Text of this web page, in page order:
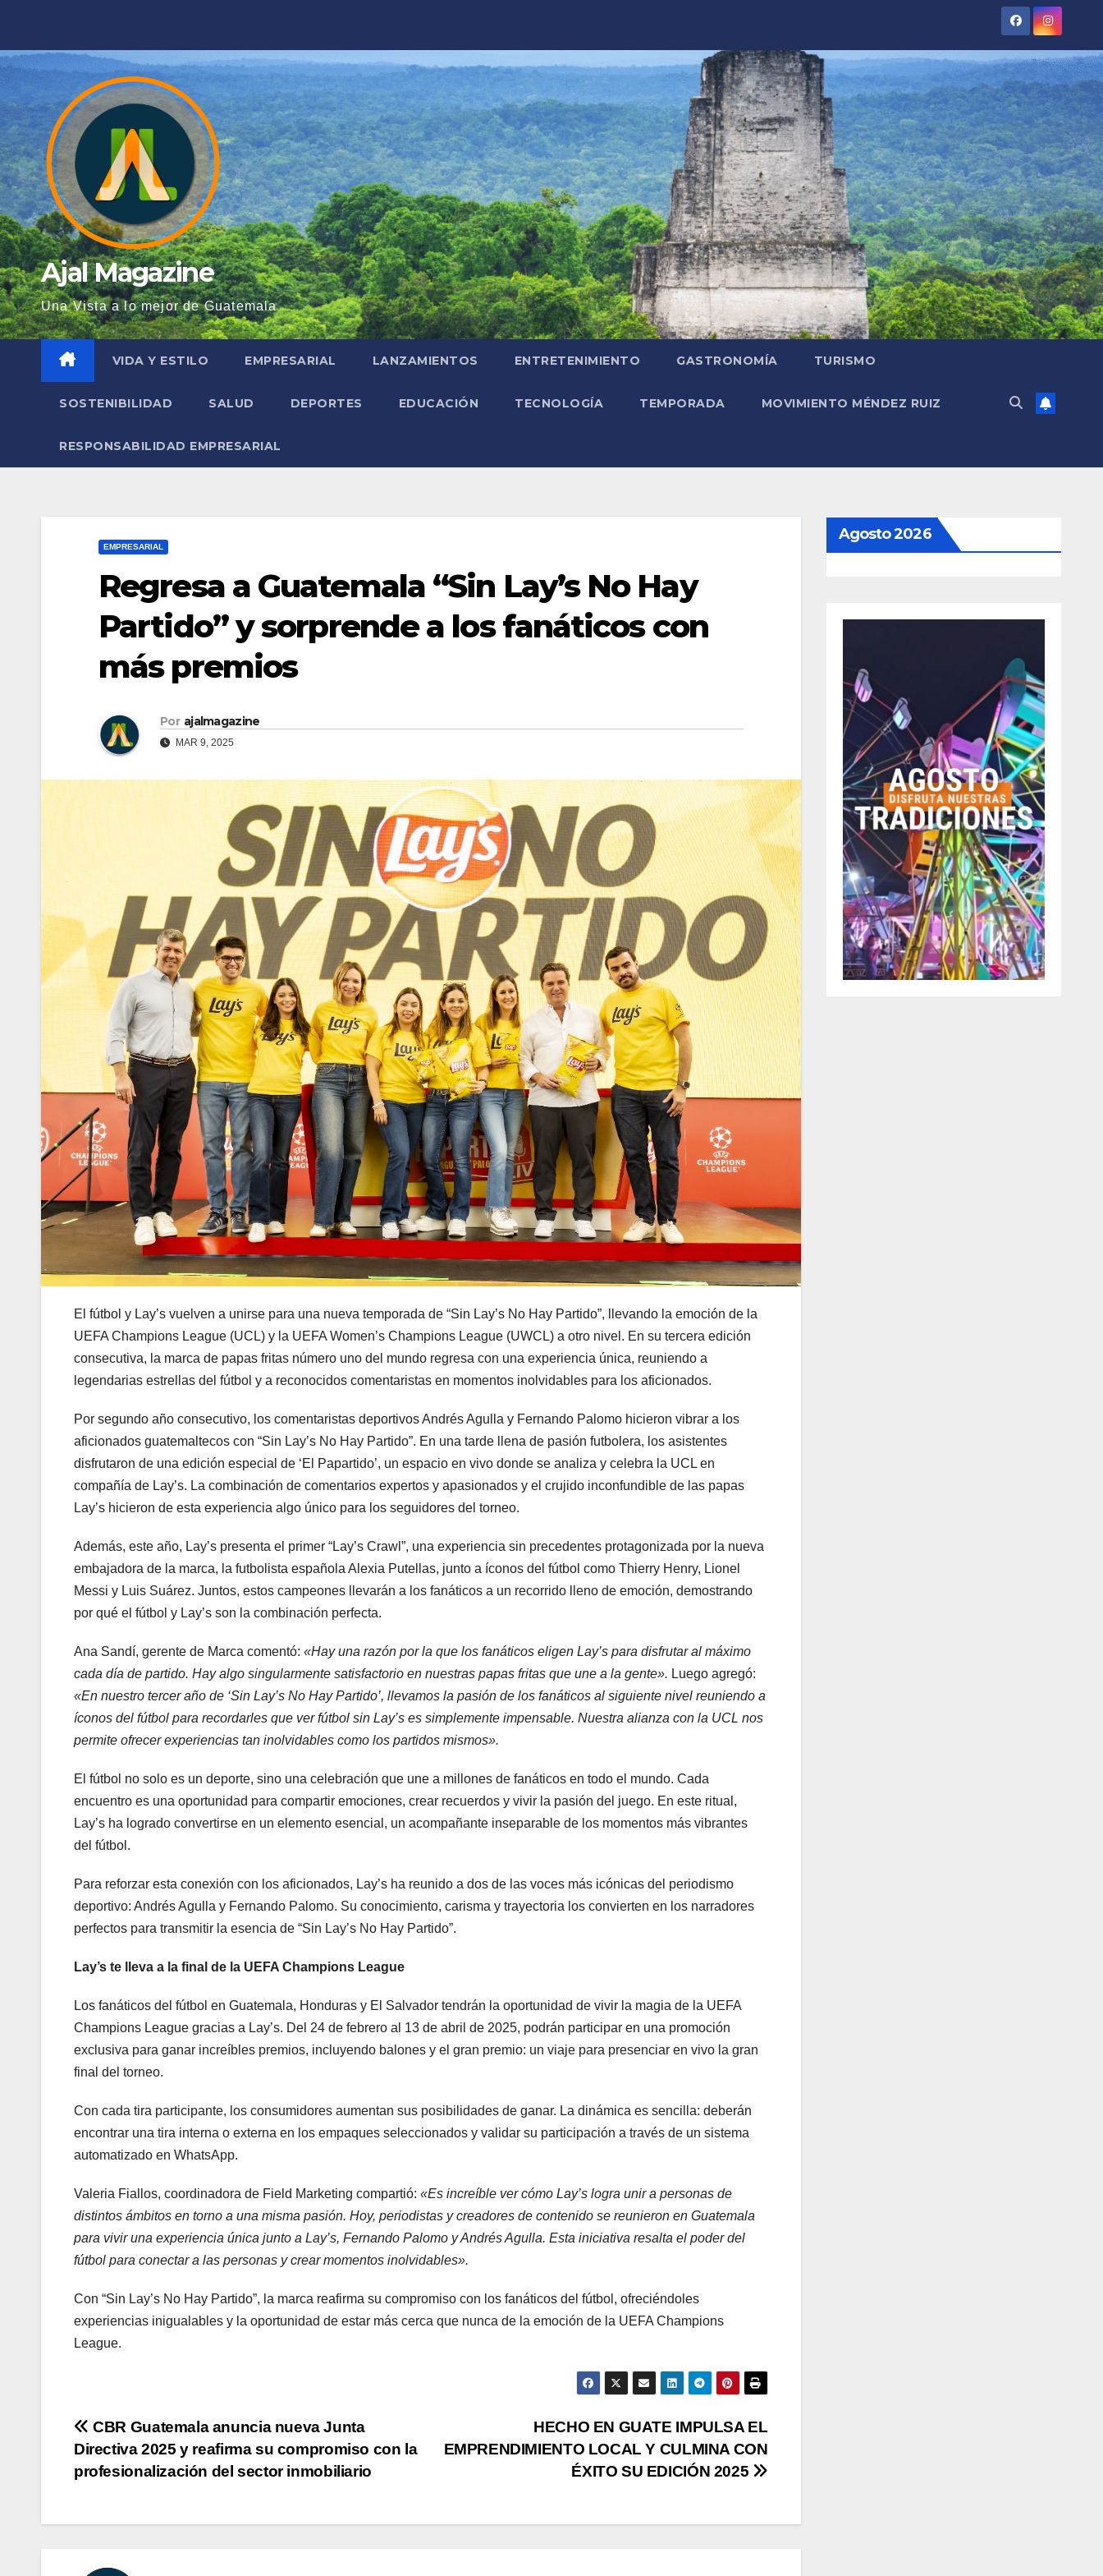
contenido
Ajal Magazine
Una Vista a lo mejor de Guatemala
VIDA Y ESTILO EMPRESARIAL LANZAMIENTOS ENTRETENIMIENTO GASTRONOMÍA TURISMO
SOSTENIBILIDAD SALUD DEPORTES EDUCACIÓN TECNOLOGÍA TEMPORADA MOVIMIENTO MÉNDEZ RUIZ
RESPONSABILIDAD EMPRESARIAL
EMPRESARIAL
Regresa a Guatemala “Sin Lay’s No Hay
Partido” y sorprende a los fanáticos con
más premios
Por ajalmagazine
MAR 9, 2025
El fútbol y Lay’s vuelven a unirse para una nueva temporada de “Sin Lay’s No Hay Partido”, llevando la emoción de la
UEFA Champions League (UCL) y la UEFA Women’s Champions League (UWCL) a otro nivel. En su tercera edición
consecutiva, la marca de papas fritas número uno del mundo regresa con una experiencia única, reuniendo a
legendarias estrellas del fútbol y a reconocidos comentaristas en momentos inolvidables para los aficionados.
Por segundo año consecutivo, los comentaristas deportivos Andrés Agulla y Fernando Palomo hicieron vibrar a los
aficionados guatemaltecos con “Sin Lay’s No Hay Partido”. En una tarde llena de pasión futbolera, los asistentes
disfrutaron de una edición especial de ‘El Papartido’, un espacio en vivo donde se analiza y celebra la UCL en
compañía de Lay’s. La combinación de comentarios expertos y apasionados y el crujido inconfundible de las papas
Lay’s hicieron de esta experiencia algo único para los seguidores del torneo.
Además, este año, Lay’s presenta el primer “Lay’s Crawl”, una experiencia sin precedentes protagonizada por la nueva
embajadora de la marca, la futbolista española Alexia Putellas, junto a íconos del fútbol como Thierry Henry, Lionel
Messi y Luis Suárez. Juntos, estos campeones llevarán a los fanáticos a un recorrido lleno de emoción, demostrando
por qué el fútbol y Lay’s son la combinación perfecta.
Ana Sandí, gerente de Marca comentó: «Hay una razón por la que los fanáticos eligen Lay’s para disfrutar al máximo
cada día de partido. Hay algo singularmente satisfactorio en nuestras papas fritas que une a la gente». Luego agregó:
«En nuestro tercer año de ‘Sin Lay’s No Hay Partido’, llevamos la pasión de los fanáticos al siguiente nivel reuniendo a
íconos del fútbol para recordarles que ver fútbol sin Lay’s es simplemente impensable. Nuestra alianza con la UCL nos
permite ofrecer experiencias tan inolvidables como los partidos mismos».
El fútbol no solo es un deporte, sino una celebración que une a millones de fanáticos en todo el mundo. Cada
encuentro es una oportunidad para compartir emociones, crear recuerdos y vivir la pasión del juego. En este ritual,
Lay’s ha logrado convertirse en un elemento esencial, un acompañante inseparable de los momentos más vibrantes
del fútbol.
Para reforzar esta conexión con los aficionados, Lay’s ha reunido a dos de las voces más icónicas del periodismo
deportivo: Andrés Agulla y Fernando Palomo. Su conocimiento, carisma y trayectoria los convierten en los narradores
perfectos para transmitir la esencia de “Sin Lay’s No Hay Partido”.
Lay’s te lleva a la final de la UEFA Champions League
Los fanáticos del fútbol en Guatemala, Honduras y El Salvador tendrán la oportunidad de vivir la magia de la UEFA
Champions League gracias a Lay’s. Del 24 de febrero al 13 de abril de 2025, podrán participar en una promoción
exclusiva para ganar increíbles premios, incluyendo balones y el gran premio: un viaje para presenciar en vivo la gran
final del torneo.
Con cada tira participante, los consumidores aumentan sus posibilidades de ganar. La dinámica es sencilla: deberán
encontrar una tira interna o externa en los empaques seleccionados y validar su participación a través de un sistema
automatizado en WhatsApp.
Valeria Fiallos, coordinadora de Field Marketing compartió: «Es increíble ver cómo Lay’s logra unir a personas de
distintos ámbitos en torno a una misma pasión. Hoy, periodistas y creadores de contenido se reunieron en Guatemala
para vivir una experiencia única junto a Lay’s, Fernando Palomo y Andrés Agulla. Esta iniciativa resalta el poder del
fútbol para conectar a las personas y crear momentos inolvidables».
Con “Sin Lay’s No Hay Partido”, la marca reafirma su compromiso con los fanáticos del fútbol, ofreciéndoles
experiencias inigualables y la oportunidad de estar más cerca que nunca de la emoción de la UEFA Champions
League.
Navegación
de
HECHO EN GUATE IMPULSA EL
EMPRENDIMIENTO LOCAL Y CULMINA CON
ÉXITO SU EDICIÓN 2025
CBR Guatemala anuncia nueva Junta
Directiva 2025 y reafirma su compromiso con la
profesionalización del sector inmobiliario
Agosto 2026